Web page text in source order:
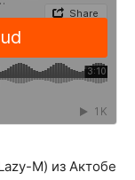
M) из Актобе